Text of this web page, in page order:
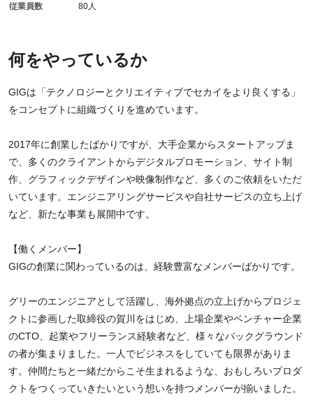
何をやっているか
GIGは「テクノロジーとクリエイティブでセカイをより良くする」
をコンセプトに組織づくりを進めています。
2017年に創業したばかりですが、大手企業からスタートアップま
で、多くのクライアントからデジタルプロモーション、サイト制
作、グラフィックデザインや映像制作など、多くのご依頼をいただ
いています。エンジニアリングサービスや自社サービスの立ち上げ
など、新たな事業も展開中です。
【働くメンバー】
GIGの創業に関わっているのは、経験豊富なメンバーばかりです。
グリーのエンジニアとして活躍し、海外拠点の立上げからプロジェ
クトに参画した取締役の賀川をはじめ、上場企業やベンチャー企業
のCTO、起業やフリーランス経験者など、様々なバックグラウンド
の者が集まりました。一人でビジネスをしていても限界がありま
す。仲間たちと一緒だからこそ生まれるような、おもしろいプロダ
クトをつくっていきたいという想いを持つメンバーが揃いました。
従業員数 80人